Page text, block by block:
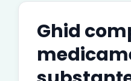
Ghid